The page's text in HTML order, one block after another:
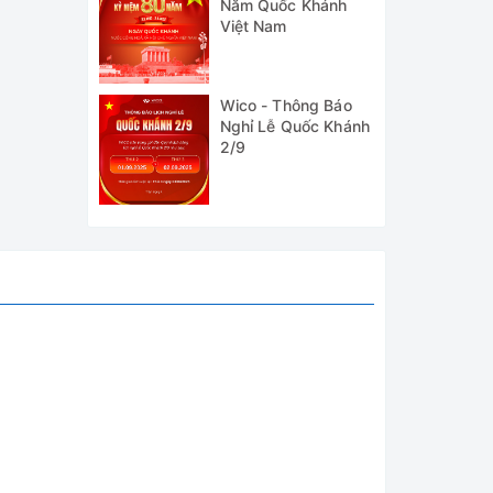
Năm Quốc Khánh
Việt Nam
Wico - Thông Báo
Nghỉ Lễ Quốc Khánh
2/9